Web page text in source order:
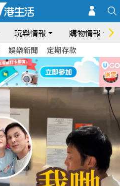
玩樂情報 購物情報
娛樂新聞 定期存款